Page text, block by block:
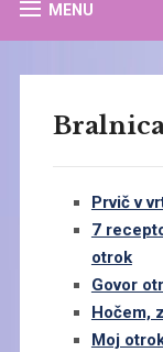
MENU
Prvič v
7
otrok
Govor
Hočem,
Moj